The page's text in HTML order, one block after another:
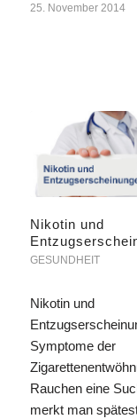
25. November 2014
Nikotin und
GESUNDHEIT
Nikotin und
Symptome der
Rauchen eine
merkt man